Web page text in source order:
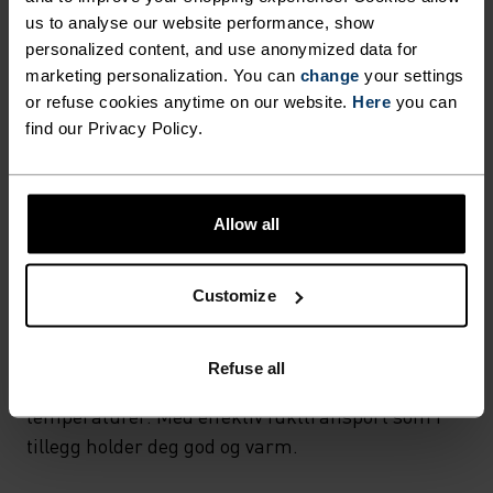
us to analyse our website performance, show
personalized content, and use anonymized data for
marketing personalization. You can change your settings
or refuse cookies anytime on our website. Here you can
find our Privacy Policy.
Allow all
Customize
Refuse all
Vanligvis kalt nylon, polyamid er et flott materiale for
aktivklær da det kombinerer holdbarhet, letthet og
hurtigtørkende egenskaper. Produkter som bruker
polyamid er kjent for å være glatte, sterke og
motstandsdyktige mot slitasje.
TEMPERATURKONTROLLSYSTEM
X-WARM
Spesielt varmt sportstøy og funksjonelt undertøy
temperaturer. Med effektiv fukttransport som i
tillegg holder deg god og varm.